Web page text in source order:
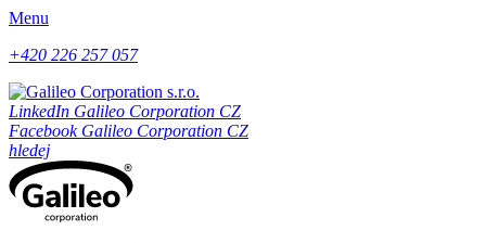
Menu
+420 226 257 057
LinkedIn Galileo Corporation CZ
Facebook Galileo Corporation CZ
hledej